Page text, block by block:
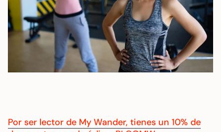
Por ser lector de My Wander, tienes un 10% de